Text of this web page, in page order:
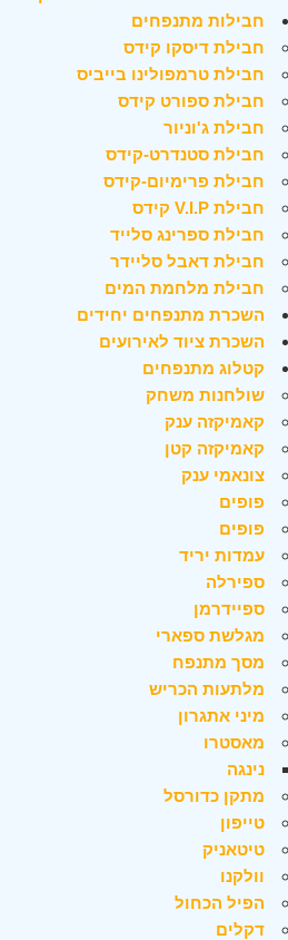
חבילות מתנפחים
חבילת דיסקו קידס
חבילת טרמפולינו בייביס
חבילת ספורט קידס
חבילת ג'וניור
חבילת סטנדרט-קידס
חבילת פרימיום-קידס
חבילת V.I.P קידס
חבילת ספרינג סלייד
חבילת דאבל סליידר
חבילת מלחמת המים
השכרת מתנפחים יחידים
השכרת ציוד לאירועים
קטלוג מתנפחים
שולחנות משחק
קאמיקזה ענק
קאמיקזה קטן
צונאמי ענק
פופים
פופים
עמדות יריד
ספירלה
ספיידרמן
מגלשת ספארי
מסך מתנפח
מלתעות הכריש
מיני אתגרון
מאסטרו
נינגה
מתקן כדורסל
טייפון
טיטאניק
וולקנו
הפיל הכחול
דקלים